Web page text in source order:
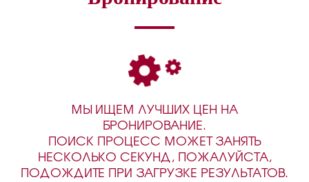
МЫ ИЩЕМ ЛУЧШИХ ЦЕН НА
БРОНИРОВАНИЕ.
ПОИСК ПРОЦЕСС МОЖЕТ ЗАНЯТЬ
НЕСКОЛЬКО СЕКУНД, ПОЖАЛУЙСТА,
ПОДОЖДИТЕ ПРИ ЗАГРУЗКЕ РЕЗУЛЬТАТОВ.